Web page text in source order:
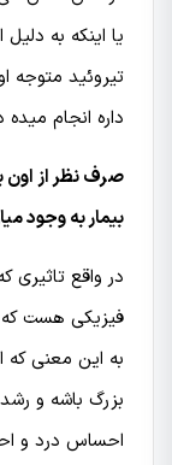
یا اینکه به
تیروئید متوجه
داره انجام
صرف نظر از اون
بیمار به وجود
در واقع تاثیری
فیزیکی‌ هست که
به این معنی که
بزرگ باشه و
احساس درد و